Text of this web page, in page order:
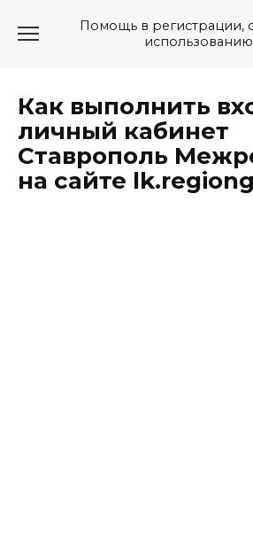
Помощь в регистрации,
использованию
Как выполнить
личный кабинет
Ставрополь
на сайте